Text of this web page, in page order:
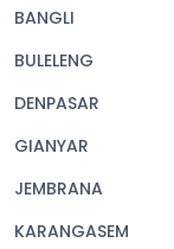
BANGLI
BULELENG
DENPASAR
GIANYAR
JEMBRANA
KARANGASEM